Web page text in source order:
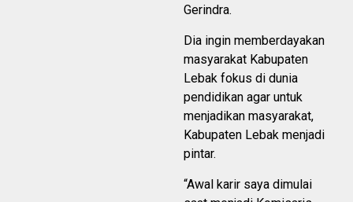
Gerindra.
Dia ingin memberdayakan
masyarakat Kabupaten
Lebak fokus di dunia
pendidikan agar untuk
menjadikan masyarakat,
Kabupaten Lebak menjadi
pintar.
“Awal karir saya dimulai